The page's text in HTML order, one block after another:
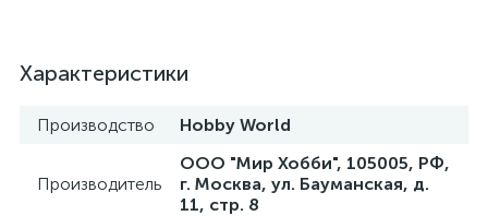
Характеристики
Производство Hobby World
Производитель
ООО "Мир Хобби", 105005, РФ,
г. Москва, ул. Бауманская, д.
11, стр. 8